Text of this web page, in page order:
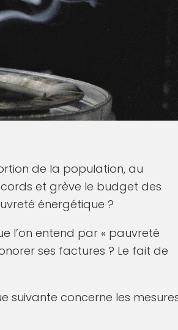
de la population, au
et grève le budget des
énergétique ?
l’on entend par « pauvreté
ses factures ? Le fait de
suivante concerne les